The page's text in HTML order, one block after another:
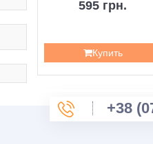
595 грн.
Купить
+38